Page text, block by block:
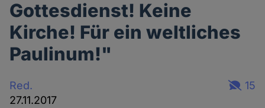
Gottesdienst! Keine
Kirche! Für ein weltliches
Paulinum!"
Red.
27.11.2017
15